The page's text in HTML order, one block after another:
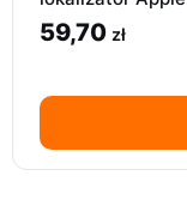
airtag brelok etui
ochronne
59,70 zł